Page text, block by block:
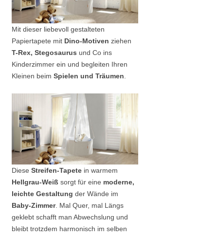
Mit dieser liebevoll gestalteten
Papiertapete mit Dino-Motiven ziehen
T-Rex, Stegosaurus und Co ins
Kinderzimmer ein und begleiten Ihren
Kleinen beim Spielen und Träumen
Diese Streifen-Tapete in warmem
Hellgrau-Weiß sorgt für eine moderne,
leichte Gestaltung der Wände im
Baby-Zimmer. Mal Quer, mal Längs
geklebt schafft man Abwechslung und
bleibt trotzdem harmonisch im selben